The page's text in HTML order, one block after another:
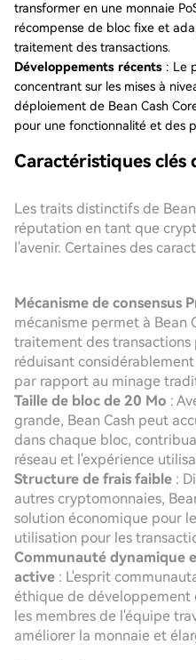
transformer en une monnaie
récompense de bloc fixe et
traitement des transactions.
Développements récents : Le
concentrant sur les mises à
déploiement de Bean Cash
pour une fonctionnalité et des
Caractéristiques clés
Les traits distinctifs de
réputation en tant que
l'avenir. Certaines des
Mécanisme de consensus
mécanisme permet à Bean
traitement des transactions
réduisant
par rapport au minage
Taille de bloc de 20 Mo :
grande, Bean Cash peut
dans chaque bloc,
réseau et l'expérience
Structure de frais faible :
autres cryptomonnaies,
solution économique pour
utilisation pour les
Communauté dynamique
active : L'esprit
éthique de développement
les membres de l'équipe
améliorer la monnaie et